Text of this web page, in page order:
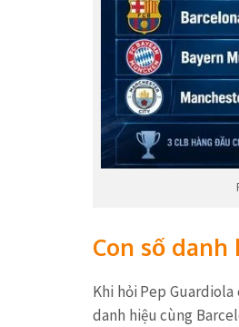
Con số danh
Khi hỏi Pep
danh hiệu cùng